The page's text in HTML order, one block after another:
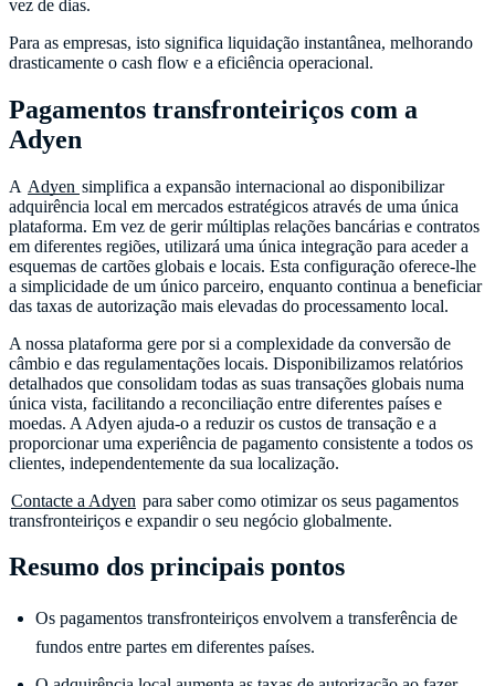
vez de dias.
Para as empresas, isto significa liquidação instantânea, melhorando
drasticamente o cash flow e a eficiência operacional.
Pagamentos transfronteiriços com a
Adyen
A Adyen simplifica a expansão internacional ao disponibilizar
adquirência local em mercados estratégicos através de uma única
plataforma. Em vez de gerir múltiplas relações bancárias e contratos
em diferentes regiões, utilizará uma única integração para aceder a
esquemas de cartões globais e locais. Esta configuração oferece-lhe
a simplicidade de um único parceiro, enquanto continua a beneficiar
das taxas de autorização mais elevadas do processamento local.
A nossa plataforma gere por si a complexidade da conversão de
câmbio e das regulamentações locais. Disponibilizamos relatórios
detalhados que consolidam todas as suas transações globais numa
única vista, facilitando a reconciliação entre diferentes países e
moedas. A Adyen ajuda-o a reduzir os custos de transação e a
proporcionar uma experiência de pagamento consistente a todos os
clientes, independentemente da sua localização.
Contacte a Adyen para saber como otimizar os seus pagamentos
transfronteiriços e expandir o seu negócio globalmente.
Resumo dos principais pontos
Os pagamentos transfronteiriços envolvem a transferência de
fundos entre partes em diferentes países.